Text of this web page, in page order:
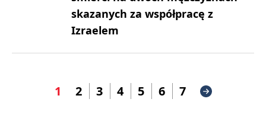
skazanych za współpracę z
Izraelem
1 2 3 4 5 6 7